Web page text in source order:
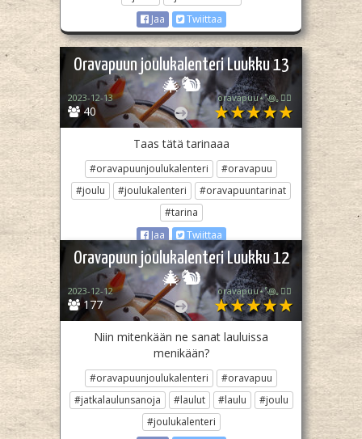
Jaa
Twiittaa
Oravapuun joulukalenteri Luukku 13
🎄🐿️
40
2023-12-13 oravapuu⋆˚꩜｡🏳️‍🌈
Taas tätä tarinaaa
#oravapuunjoulukalenteri
#oravapuu
#joulu
#joulukalenteri
#oravapuuntarinat
#tarina
Jaa
Twiittaa
Oravapuun joulukalenteri Luukku 12
🎄🐿️
177
2023-12-12 oravapuu⋆˚꩜｡🏳️‍🌈
Niin mitenkään ne sanat lauluissa
menikään?
#oravapuunjoulukalenteri
#oravapuu
#jatkalaulunsanoja
#laulut #laulu
#joulu
#joulukalenteri